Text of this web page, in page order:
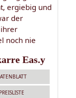
Eas.y
PREISLISTE